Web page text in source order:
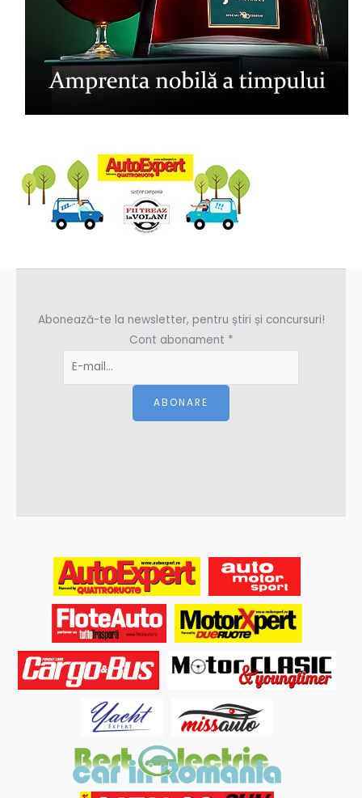
Abonează-te la newsletter, pentru știri și concursuri!
Cont abonament *
ABONARE